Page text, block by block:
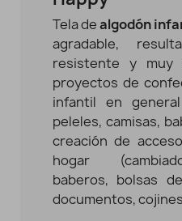
Tela dealgodón
agradable,
resistente y muy
proyectos de
infantil en
peleles, camisas,
creación de
hogar
baberos, bolsas
documentos,